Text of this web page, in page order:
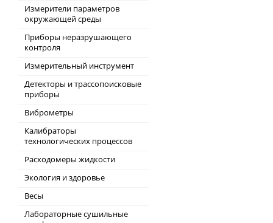
Измерители параметров
окружающей среды
Приборы неразрушающего
контроля
Измерительный инструмент
Детекторы и трассопоисковые
приборы
Виброметры
Калибраторы
технологических процессов
Расходомеры жидкости
Экология и здоровье
Весы
Лабораторные сушильные